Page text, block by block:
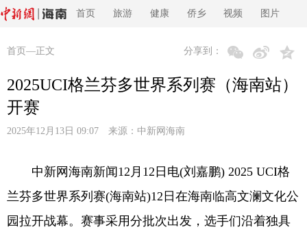
首页 旅游 健康 侨乡 视频 图片
首页 —正文 分享到：
2025UCI格兰芬多世界系列赛（海南站）
开赛
2025年12月13日 09:07 来源： 中新网海南
中新网海南新闻12月12日电(刘嘉鹏) 2025 UCI格
兰芬多世界系列赛(海南站)12日在海南临高文澜文化公
园拉开战幕。赛事采用分批次出发，选手们沿着独具